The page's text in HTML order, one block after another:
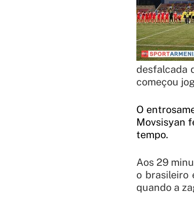
desfalcada
começou
O
Movsisyan
tempo.
Aos 29
o brasileiro
quando a